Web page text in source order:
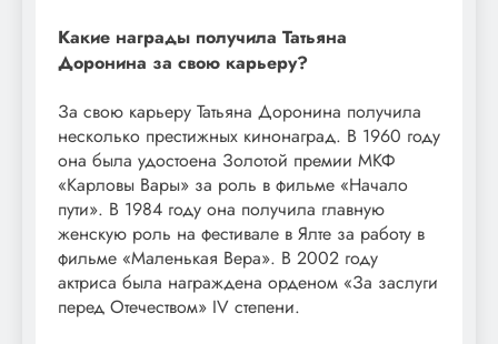
Какие награды получила Татьяна
Доронина за свою карьеру?
За свою карьеру Татьяна Доронина получила
несколько престижных кинонаград. В 1960 году
она была удостоена Золотой премии МКФ
«Карловы Вары» за роль в фильме «Начало
пути». В 1984 году она получила главную
женскую роль на фестивале в Ялте за работу в
фильме «Маленькая Вера». В 2002 году
актриса была награждена орденом «За заслуги
перед Отечеством» IV степени.